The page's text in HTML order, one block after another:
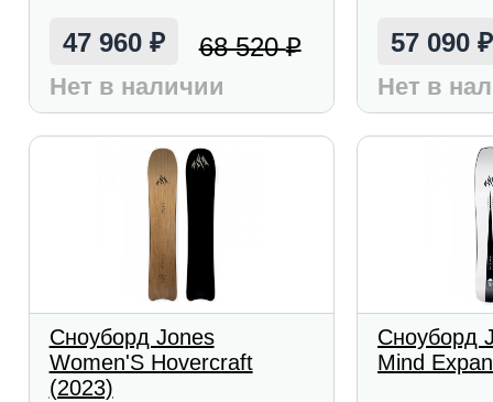
47 960 ₽ 68 520₽
Нет в наличии
57 090₽
Нет в
Сноуборд Jones
Women'S Hovercraft
(2023)
Сноуборд
Mind